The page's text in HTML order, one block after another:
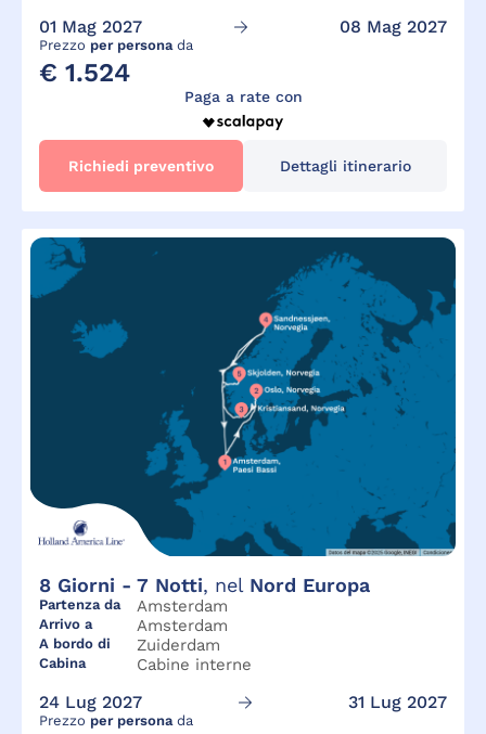
01 Mag 2027 08 Mag 2027
Prezzo per personada
€ 1.524
Paga a rate con
Richiedi preventivo Dettagli itinerario
8 Giorni - 7 Notti, nel Nord Europa
Partenza da Amsterdam
Arrivo a Amsterdam
A bordo di Zuiderdam
Cabina Cabine interne
24 Lug 2027 31 Lug 2027
Prezzo per personada